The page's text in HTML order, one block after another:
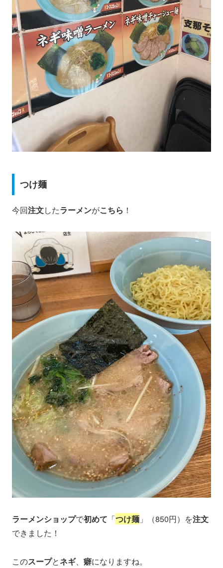
つけ麺
今回注文したラーメンがこちら ！
ラーメンショップで初めて 「つけ麺 」（850円）を注文
できました！
このスープとネギ、 癖になりますね。